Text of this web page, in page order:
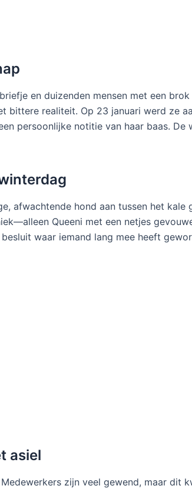
en duizenden mensen met een
bittere realiteit. Op 23 januari werd ze
persoonlijke notitie van haar baas. De
afwachtende hond aan tussen het kale
Queeni met een netjes
waar iemand lang mee heeft
asiel
zijn veel gewend, maar dit